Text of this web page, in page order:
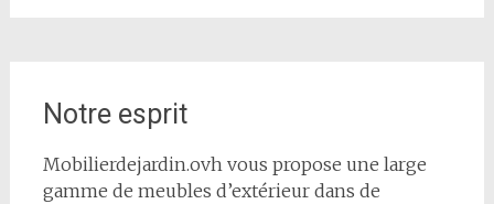
Notre esprit
Mobilierdejardin.ovh vous propose une large
gamme de meubles d’extérieur dans de